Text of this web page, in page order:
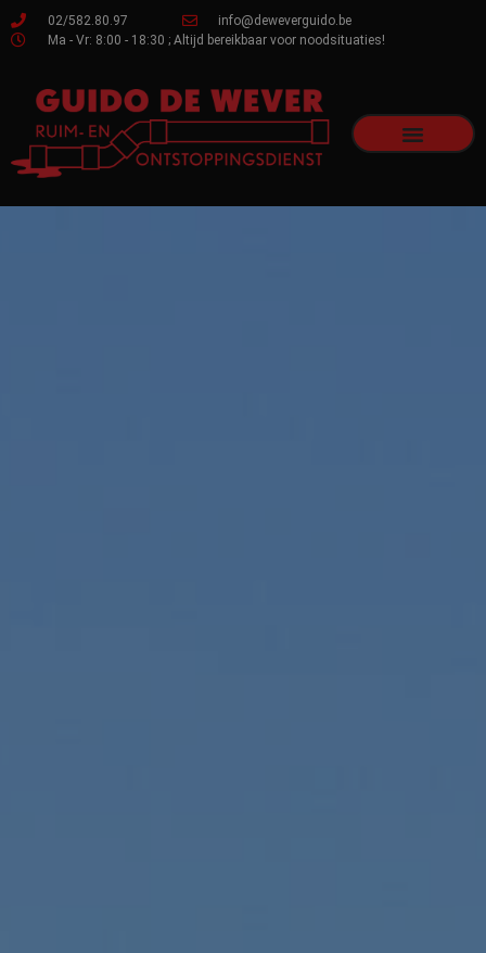
02/582.80.97
info@deweverguido.be
Ma - Vr: 8:00 - 18:30 ; Altijd bereikbaar voor noodsituaties!